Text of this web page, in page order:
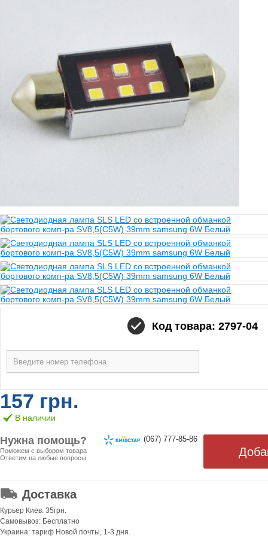
Код товара: 2797-04
157 грн.
В наличии
Нужна помощь?
Поможем с выбором товара
Ответим на любые вопросы
(067) 777-85-86
Доставка
Курьер Киев: 35грн.
Самовывоз: Бесплатно
Украина: тариф Новой почты, 1-3 дня.